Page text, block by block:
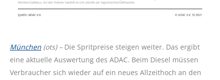
München (ots) – Die Spritpreise steigen weiter. Das ergibt
eine aktuelle Auswertung des ADAC. Beim Diesel müssen
Verbraucher sich wieder auf ein neues Allzeithoch an den